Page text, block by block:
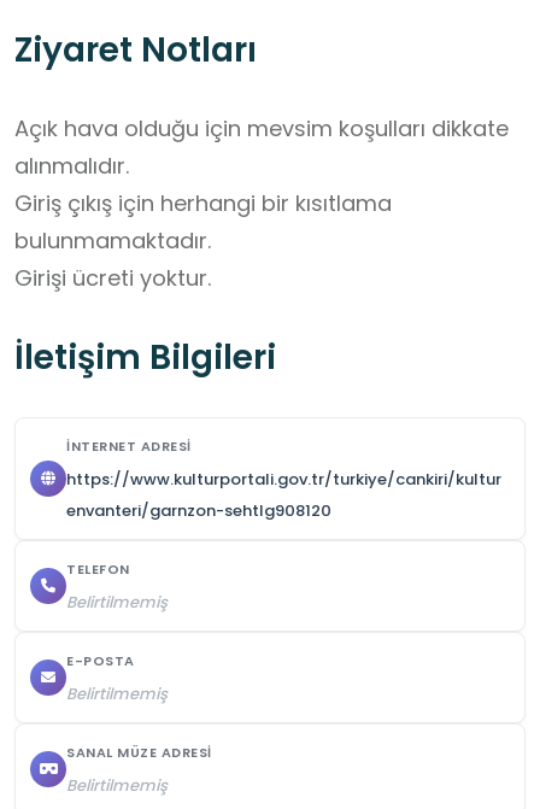
Ziyaret Notları
Açık hava olduğu için mevsim koşulları dikkate
alınmalıdır.
Giriş çıkış için herhangi bir kısıtlama
bulunmamaktadır.
Girişi ücreti yoktur.
İletişim Bilgileri
İNTERNET ADRESI
https://www.kulturportali.gov.tr/turkiye/cankiri/kultur
envanteri/garnzon-sehtlg908120
TELEFON
Belirtilmemiş
E-POSTA
Belirtilmemiş
SANAL MÜZE ADRESI
Belirtilmemiş